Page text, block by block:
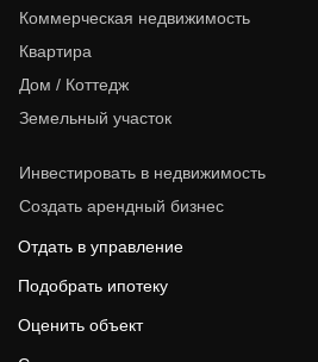
Коммерческая недвижимость
Квартира
Дом / Коттедж
Земельный участок
Инвестировать в недвижимость
Создать арендный бизнес
Отдать в управление
Подобрать ипотеку
Оценить объект